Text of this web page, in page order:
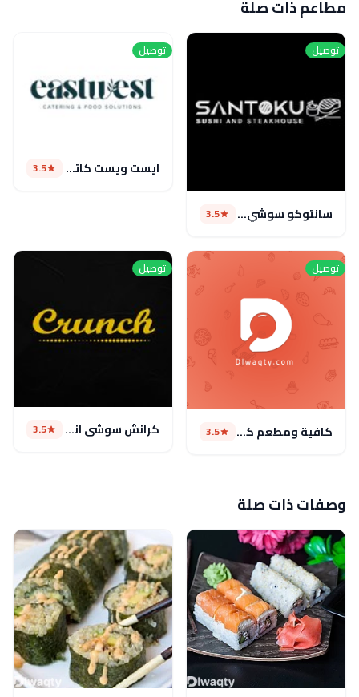
مطاعم ذات صلة
توصيل
سانتوكو سوشي وستيك 3.5
توصيل
ايست ويست كاترينج(مغلق موقتا) 3.5
توصيل
كافية ومطعم كيمبو(مغلق) 3.5
توصيل
كرانش سوشي اند برجر 3.5
وصفات ذات صلة